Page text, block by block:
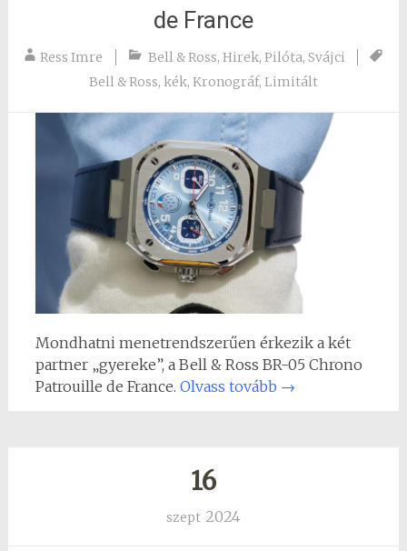
de France
Ress Imre Bell & Ross, Hirek, Pilóta, Svájci
Bell & Ross, kék, Kronográf, Limitált
Mondhatni menetrendszerűen érkezik a két
partner „gyereke”, a Bell & Ross BR-05 Chrono
Patrouille de France. Olvass tovább →
16
szept 2024